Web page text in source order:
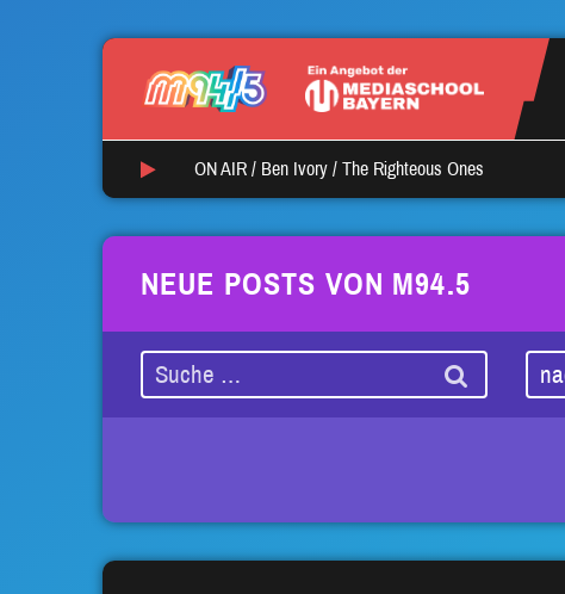
ON AIR / Ben Ivory / The Righteous Ones
NEUE POSTS VON M94.5